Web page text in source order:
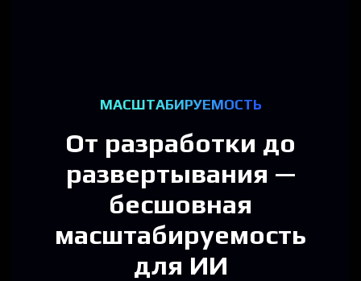
МАСШТАБИРУЕМОСТЬ
От разработки до
развертывания —
бесшовная
масштабируемость
для ИИ​